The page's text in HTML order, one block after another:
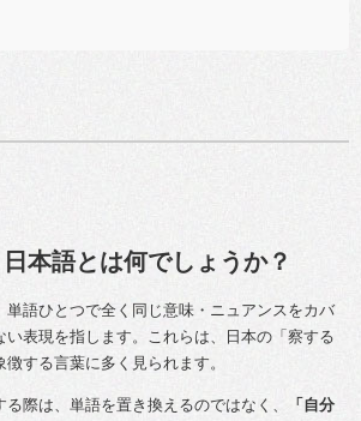
本語とは何でしょうか？
単語ひとつで全く同じ意味・ニュアンスをカバ
い表現を指します。これらは、日本の「察する
する言葉に多く見られます。
際は、単語を置き換えるのではなく、
「自分